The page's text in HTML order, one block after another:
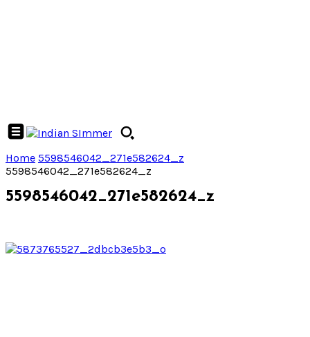
Home 5598546042_271e582624_z
5598546042_271e582624_z
5598546042_271e582624_z